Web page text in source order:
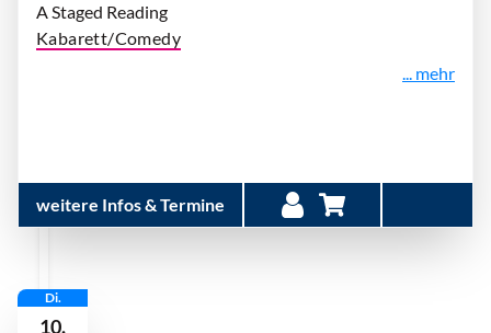
A Staged Reading
Kabarett/Comedy
... mehr
weitere Infos & Termine
Di.
10.